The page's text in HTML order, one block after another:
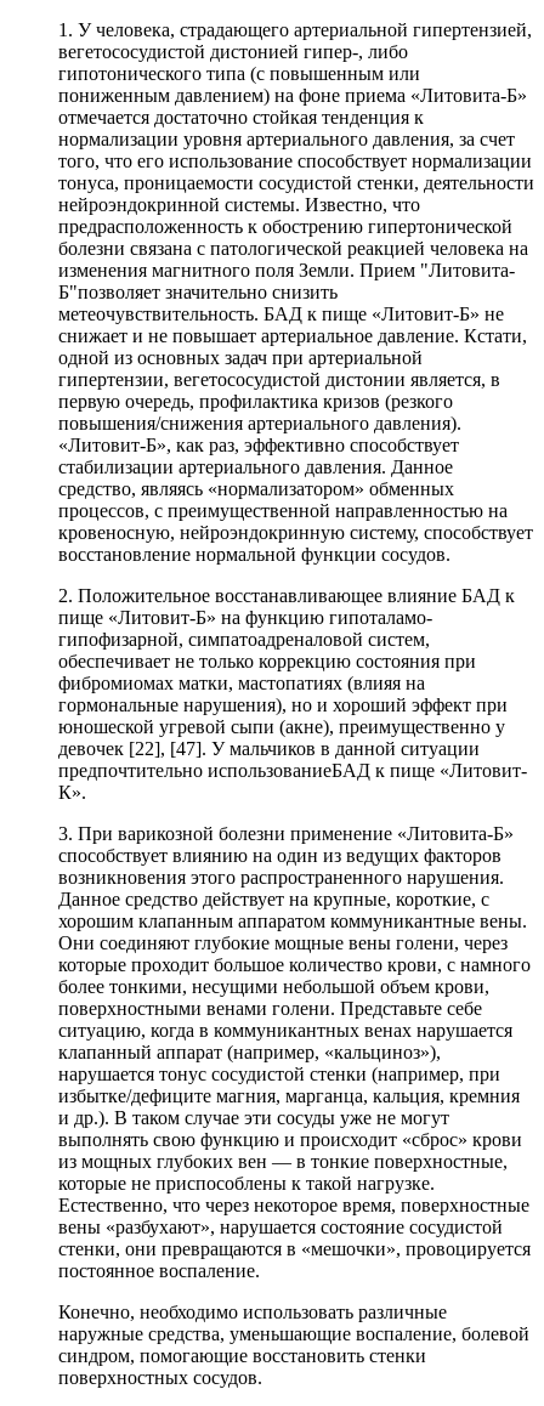
1. У человека, страдающего артериальной гипертензией,
вегетососудистой дистонией гипер-, либо
гипотонического типа (с повышенным или
пониженным давлением) на фоне приема «Литовита-Б»
отмечается достаточно стойкая тенденция к
нормализации уровня артериального давления, за счет
того, что его использование способствует нормализации
тонуса, проницаемости сосудистой стенки, деятельности
нейроэндокринной системы. Известно, что
предрасположенность к обострению гипертонической
болезни связана с патологической реакцией человека на
изменения магнитного поля Земли. Прием "Литовита-
Б"позволяет значительно снизить
метеочувствительность. БАД к пище «Литовит-Б» не
снижает и не повышает артериальное давление. Кстати,
одной из основных задач при артериальной
гипертензии, вегетососудистой дистонии является, в
первую очередь, профилактика кризов (резкого
повышения/снижения артериального давления).
«Литовит-Б», как раз, эффективно способствует
стабилизации артериального давления. Данное
средство, являясь «нормализатором» обменных
процессов, с преимущественной направленностью на
кровеносную, нейроэндокринную систему, способствует
восстановление нормальной функции сосудов.
2. Положительное восстанавливающее влияние БАД к
пище «Литовит-Б» на функцию гипоталамо-
гипофизарной, симпатоадреналовой систем,
обеспечивает не только коррекцию состояния при
фибромиомах матки, мастопатиях (влияя на
гормональные нарушения), но и хороший эффект при
юношеской угревой сыпи (акне), преимущественно у
девочек [22], [47]. У мальчиков в данной ситуации
предпочтительно использованиеБАД к пище «Литовит-
К».
3. При варикозной болезни применение «Литовита-Б»
способствует влиянию на один из ведущих факторов
возникновения этого распространенного нарушения.
Данное средство действует на крупные, короткие, с
хорошим клапанным аппаратом коммуникантные вены.
Они соединяют глубокие мощные вены голени, через
которые проходит большое количество крови, с намного
более тонкими, несущими небольшой объем крови,
поверхностными венами голени. Представьте себе
ситуацию, когда в коммуникантных венах нарушается
клапанный аппарат (например, «кальциноз»),
нарушается тонус сосудистой стенки (например, при
избытке/дефиците магния, марганца, кальция, кремния
и др.). В таком случае эти сосуды уже не могут
выполнять свою функцию и происходит «сброс» крови
из мощных глубоких вен — в тонкие поверхностные,
которые не приспособлены к такой нагрузке.
Естественно, что через некоторое время, поверхностные
вены «разбухают», нарушается состояние сосудистой
стенки, они превращаются в «мешочки», провоцируется
постоянное воспаление.
Конечно, необходимо использовать различные
наружные средства, уменьшающие воспаление, болевой
синдром, помогающие восстановить стенки
поверхностных сосудов.